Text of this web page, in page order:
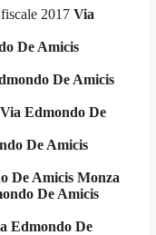
2017 Via
De Amicis
De Amicis
Via Edmondo De
De Amicis
De Amicis Monza
De Amicis
Edmondo De